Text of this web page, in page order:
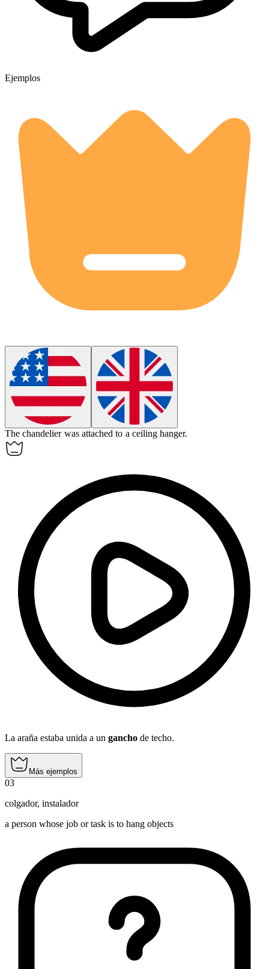
Ejemplos
The chandelier was attached to a ceilinghanger.
La araña estaba unida a un gancho de techo.
Más ejemplos
03
colgador, instalador
a person whose job or task is to hang objects